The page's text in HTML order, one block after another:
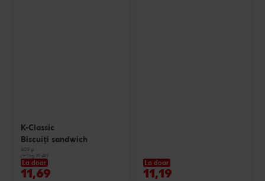
K-Classic
Biscuiți sandwich
600 g
(=1 kg 19.49)
La doar
11,69
La doar
11,19